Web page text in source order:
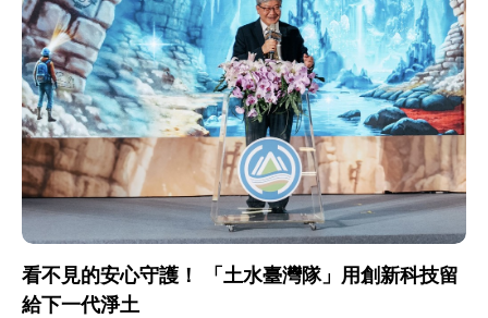
看不見的安心守護！ 「土水臺灣隊」用創新科技留
給下一代淨土